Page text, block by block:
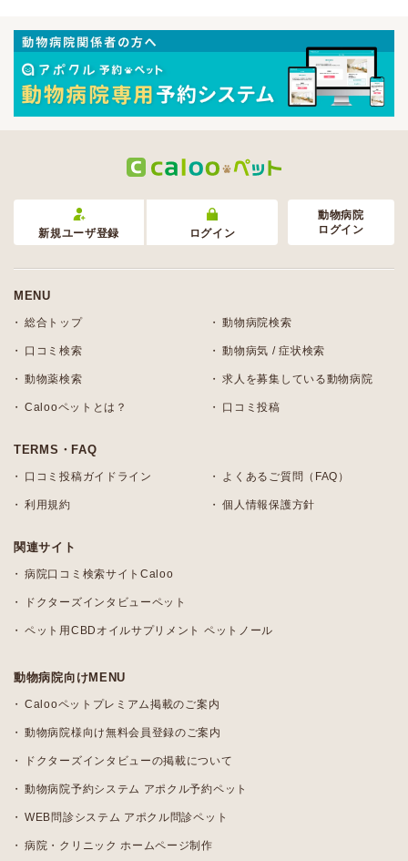
新規ユーザ登録 ログイン
動物病院
ログイン
MENU
総合トップ 動物病院検索
口コミ検索 動物病気 / 症状検索
動物薬検索 求人を募集している動物病院
Calooペットとは？ 口コミ投稿
TERMS・FAQ
口コミ投稿ガイドライン よくあるご質問（FAQ）
利用規約 個人情報保護方針
関連サイト
病院口コミ検索サイトCaloo
ドクターズインタビューペット
ペット用CBDオイルサプリメント ペットノール
動物病院向けMENU
Calooペットプレミアム掲載のご案内
動物病院様向け無料会員登録のご案内
ドクターズインタビューの掲載について
動物病院予約システム アポクル予約ペット
WEB問診システム アポクル問診ペット
病院・クリニック ホームページ制作